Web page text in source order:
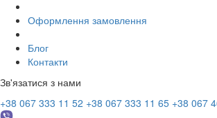
Оформлення замовлення
Блог
Контакти
Зв'язатися з нами
+38 067 333 11 52 +38 067 333 11 65 +38 067